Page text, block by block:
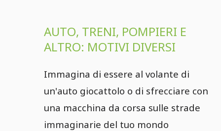
AUTO, TRENI, POMPIERI E
ALTRO: MOTIVI DIVERSI
Immagina di essere al volante di
un'auto giocattolo o di sfrecciare con
una macchina da corsa sulle strade
immaginarie del tuo mondo